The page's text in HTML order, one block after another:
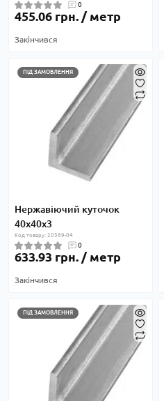
0
455.06 грн. / метр
Закінчився
ПІД ЗАМОВЛЕННЯ
Нержавіючий куточок
40х40х3
Код товару: 20389-04
0
633.93 грн. / метр
Закінчився
ПІД ЗАМОВЛЕННЯ